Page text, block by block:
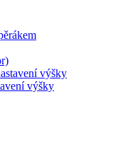
výšky
výšky